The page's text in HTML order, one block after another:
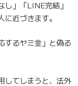
し」「LINE完結」
近づきます。
するヤミ金」と偽る
してしまうと、法外